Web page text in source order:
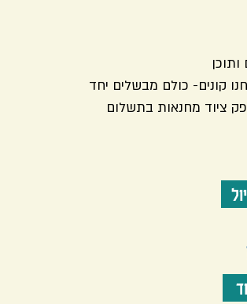
קונים- כולם מבשלים יחד
ציוד מחנאות בתשלום